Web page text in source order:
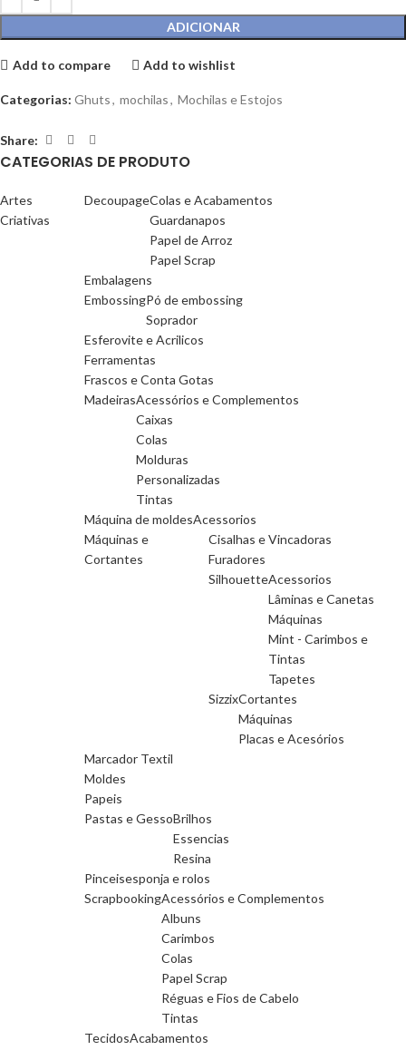
ADICIONAR
Add to compare Add to wishlist
Categorias: Ghuts, mochilas, Mochilas e Estojos
Share:
CATEGORIAS DE PRODUTO
Artes
Criativas
DecoupageColas e Acabamentos
Guardanapos
Papel de Arroz
Papel Scrap
Embalagens
EmbossingPó de embossing
Soprador
Esferovite e Acrilicos
Ferramentas
Frascos e Conta Gotas
MadeirasAcessórios e Complementos
Caixas
Colas
Molduras
Personalizadas
Tintas
Máquina de moldesAcessorios
Máquinas e
Cortantes
Cisalhas e Vincadoras
Furadores
SilhouetteAcessorios
Lâminas e Canetas
Máquinas
Mint - Carimbos e
Tintas
Tapetes
SizzixCortantes
Máquinas
Placas e Acesórios
Marcador Textil
Moldes
Papeis
Pastas e GessoBrilhos
Essencias
Resina
Pinceisesponja e rolos
ScrapbookingAcessórios e Complementos
Albuns
Carimbos
Colas
Papel Scrap
Réguas e Fios de Cabelo
Tintas
TecidosAcabamentos